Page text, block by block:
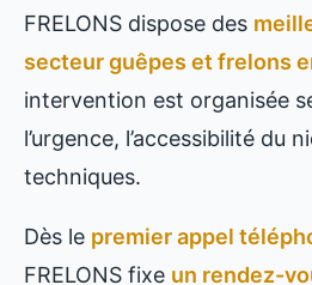
FRELONS dispose des
secteur guêpes et frelons
intervention est organisée
l’urgence, l’accessibilité du
techniques.
Dès le premier appel
FRELONS fixe un rendez-